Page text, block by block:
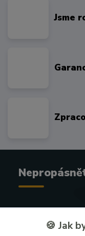
Jsme
🍪 Jak